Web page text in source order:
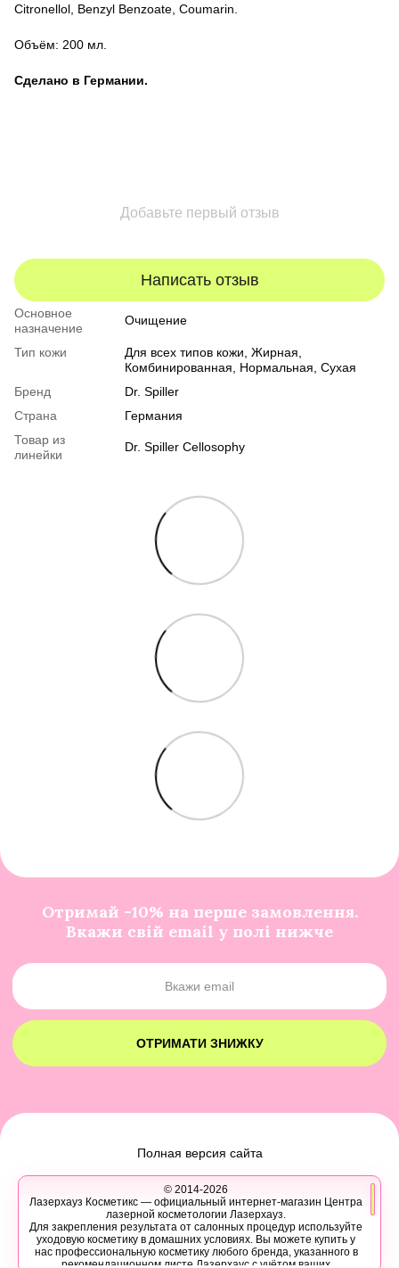
Citronellol, Benzyl Benzoate, Coumarin.
Объём: 200 мл.
Сделано в Германии.
Добавьте первый отзыв
Написать отзыв
Основное
назначение
Очищение
Тип кожи Для всех типов кожи, Жирная,
Комбинированная, Нормальная, Сухая
Бренд
Dr. Spiller
Страна
Германия
Товар из
линейки
Dr. Spiller Cellosophy
Отримай -10% на перше замовлення.
Вкажи свій email у полі нижче
ОТРИМАТИ ЗНИЖКУ
Полная версия сайта
© 2014-2026
Лазерхауз Косметикс — официальный интернет-магазин Центра
лазерной косметологии Лазерхауз.
Для закрепления результата от салонных процедур используйте
уходовую косметику в домашних условиях. Вы можете купить у
нас профессиональную косметику любого бренда, указанного в
рекомендационном листе Лазерхаус с учётом ваших